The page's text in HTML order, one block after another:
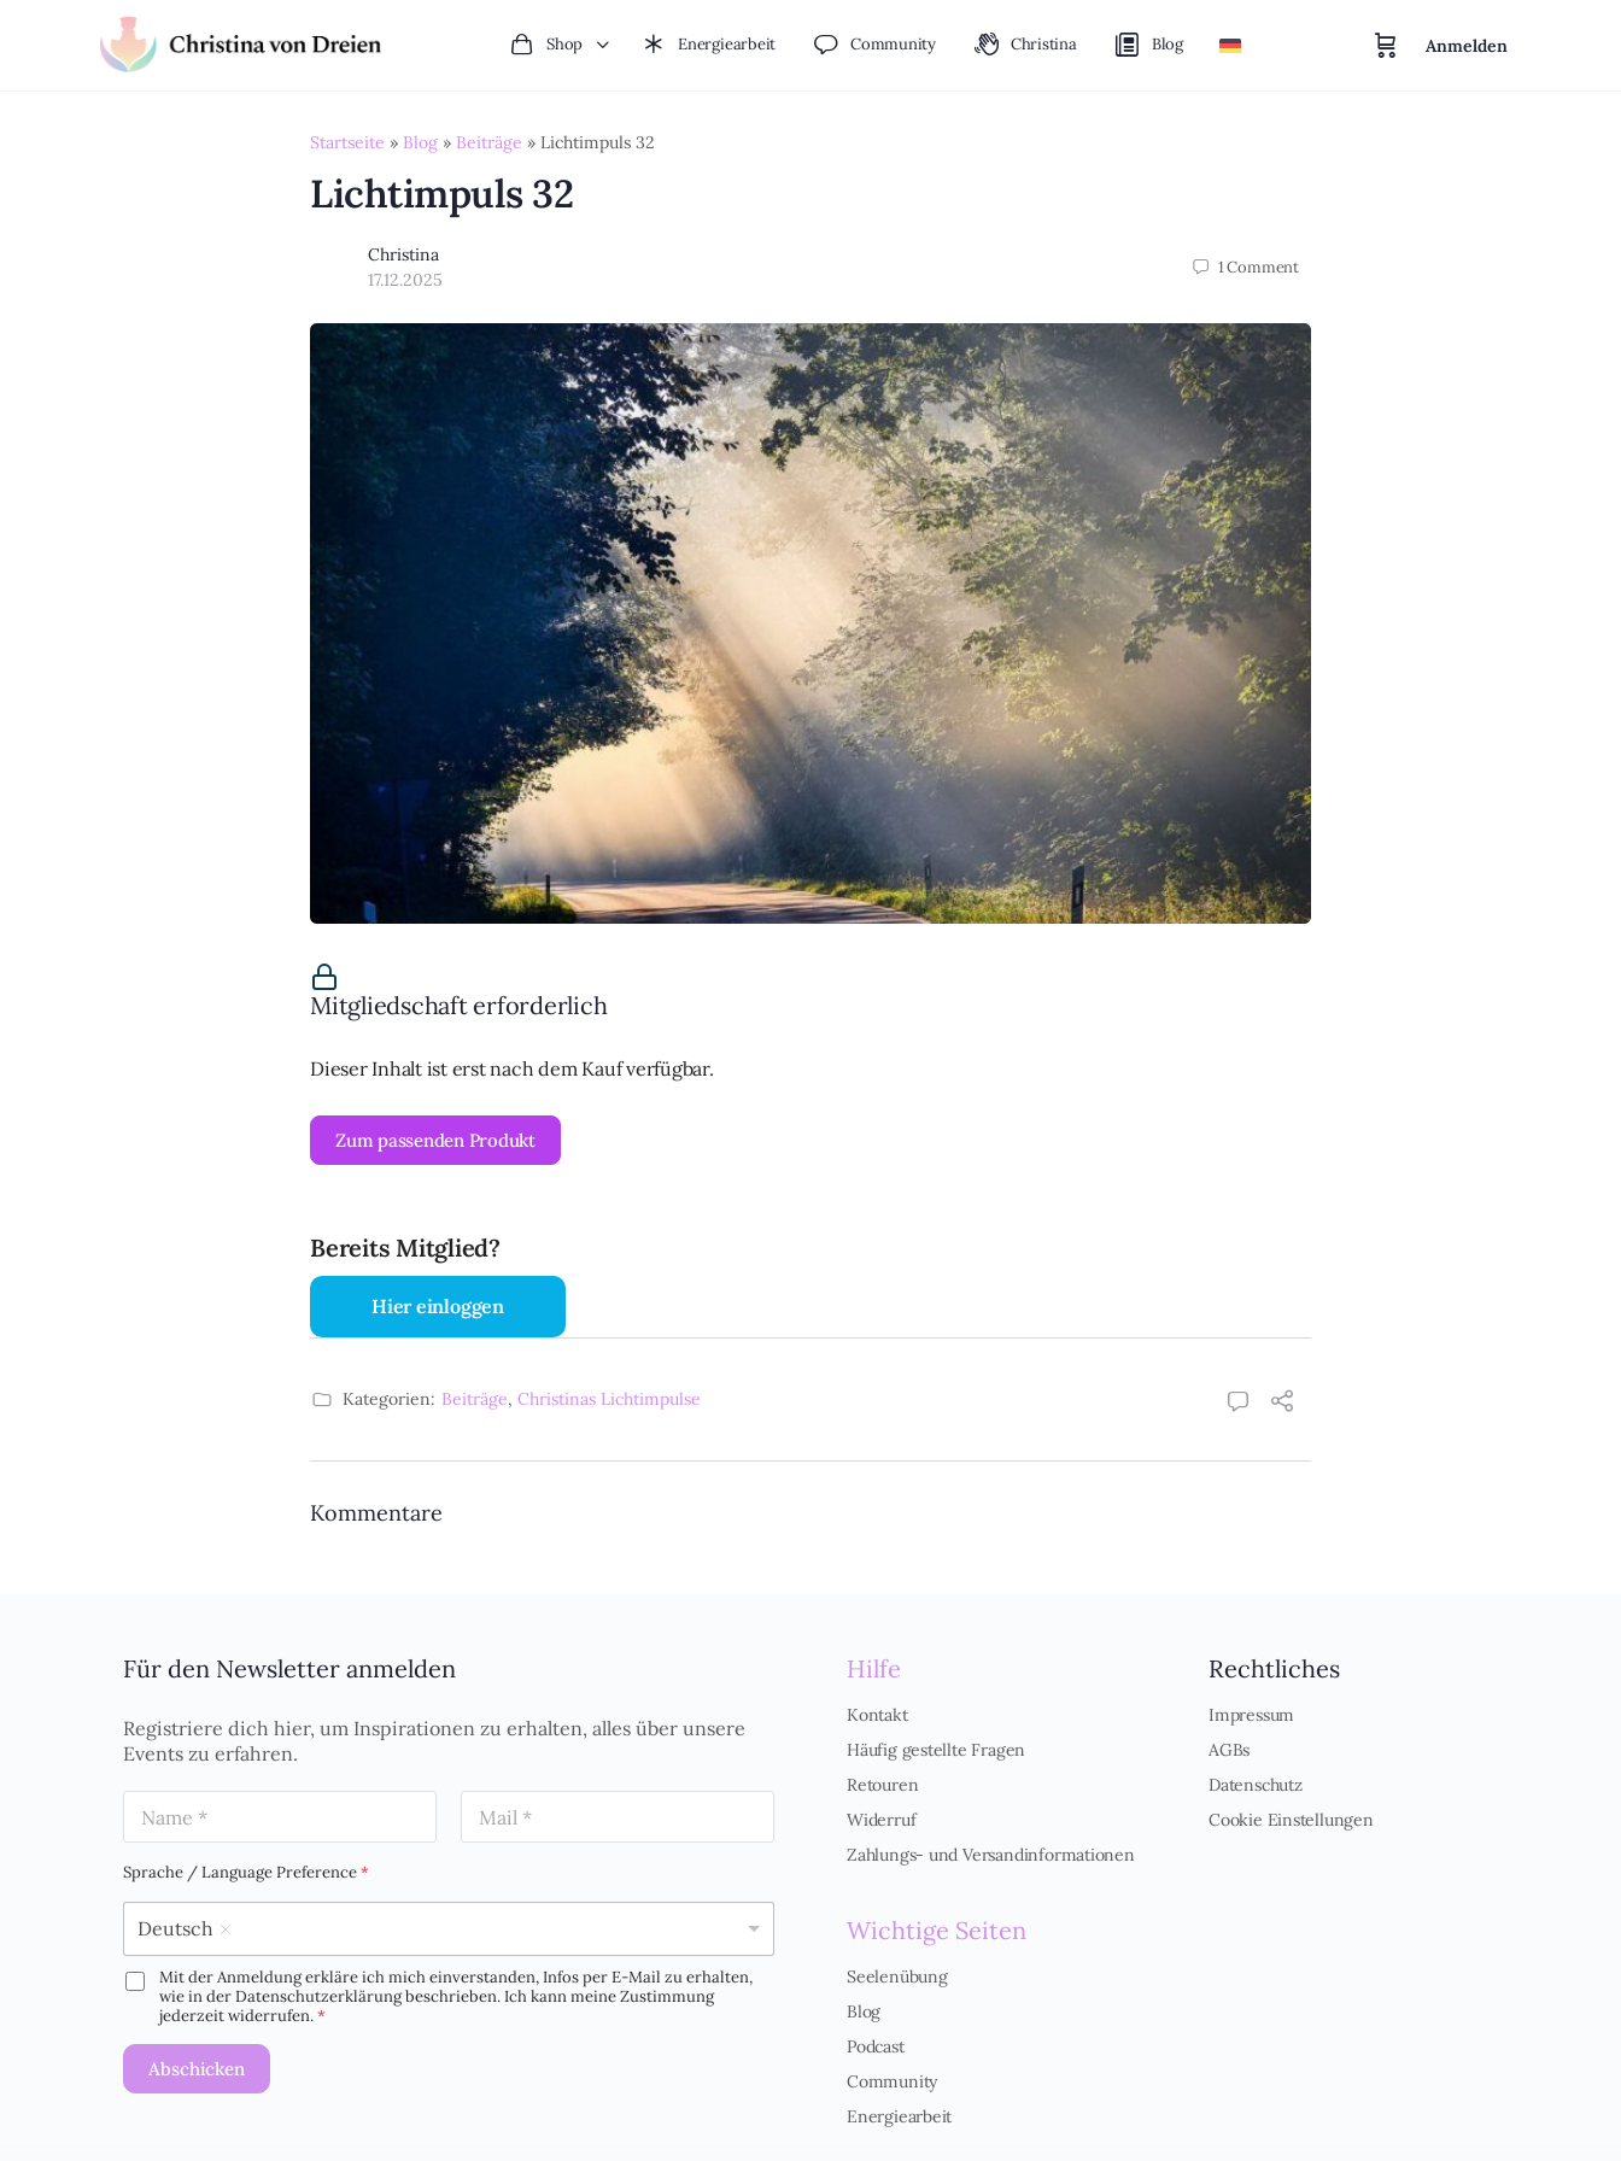
Shop Energiearbeit Community Christina Blog Anmelden
Startseite » Blog » Beiträge » Lichtimpuls 32
Lichtimpuls 32
Christina
17.12.2025
1Comment
Mitgliedschaft erforderlich
Dieser Inhalt ist erst nach dem Kauf verfügbar.
Zum passenden Produkt
Bereits Mitglied?
Hier einloggen
Kategorien: Beiträge, Christinas Lichtimpulse
Kommentare
Für den Newsletter anmelden
Registriere dich hier, um Inspirationen zu erhalten, alles über unsere
Events zu erfahren.
m
e
a
Sprache / Language Preference*
Deutsch
D
V
-
Mit der Anmeldung erkläre ich mich einverstanden, Infos per E-Mail zu erhalten,
wie in der Datenschutzerklärung beschrieben. Ich kann meine Zustimmung
jederzeit widerrufen.*
Abschicken
Hilfe
Kontakt
Häufig gestellte Fragen
Retouren
Widerruf
Zahlungs- und Versandinformationen
Wichtige Seiten
Seelenübung
Blog
Podcast
Community
Energiearbeit
Rechtliches
Impressum
AGBs
Datenschutz
Cookie Einstellungen